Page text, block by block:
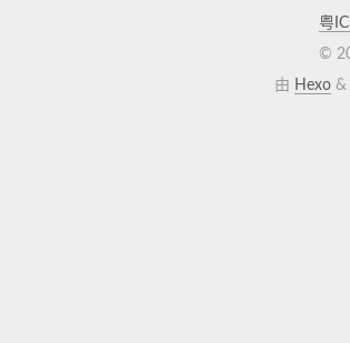
粤
©
由 Hexo &